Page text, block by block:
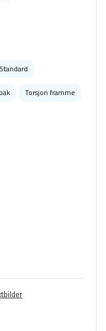
Standard
Torsjon framme